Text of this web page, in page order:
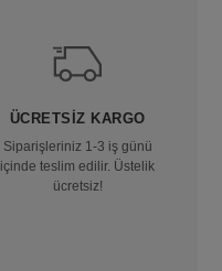
ÜCRETSIZ KARGO
Siparişleriniz 1-3 iş günü
içinde teslim edilir. Üstelik
ücretsiz!